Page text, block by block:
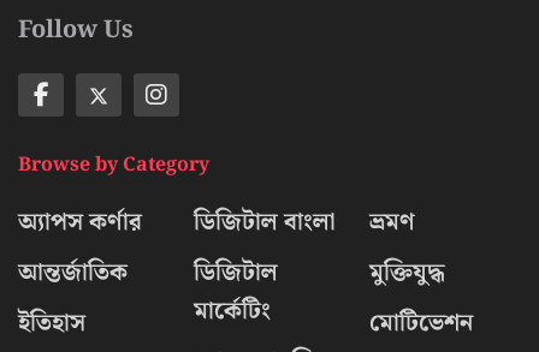
Follow Us
Browse by Category
অ্যাপস কর্ণার
আন্তর্জাতিক
ইতিহাস
ডিজিটাল বাংলা
ডিজিটাল
মার্কেটিং
ভ্রমণ
মুক্তিযুদ্ধ
মোটিভেশন